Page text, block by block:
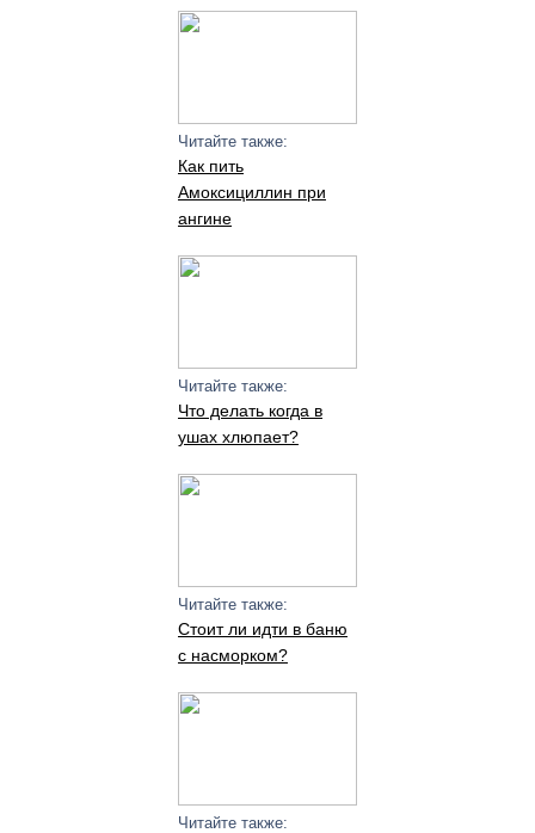
Читайте также:
Как пить
Амоксициллин при
ангине
Читайте также:
Что делать когда в
ушах хлюпает?
Читайте также:
Стоит ли идти в баню
с насморком?
Читайте также: